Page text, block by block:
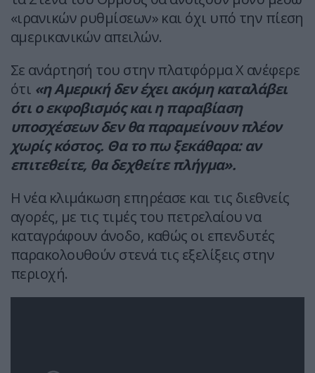
«ιρανικών ρυθμίσεων» και όχι υπό την πίεση
αμερικανικών απειλών.
Σε ανάρτησή του στην πλατφόρμα X ανέφερε
ότι «η Αμερική δεν έχει ακόμη καταλάβει
ότι ο εκφοβισμός και η παραβίαση
υποσχέσεων δεν θα παραμείνουν πλέον
χωρίς κόστος. Θα το πω ξεκάθαρα: αν
επιτεθείτε, θα δεχθείτε πλήγμα».
Η νέα κλιμάκωση επηρέασε και τις διεθνείς
αγορές, με τις τιμές του πετρελαίου να
καταγράφουν άνοδο, καθώς οι επενδυτές
παρακολουθούν στενά τις εξελίξεις στην
περιοχή.